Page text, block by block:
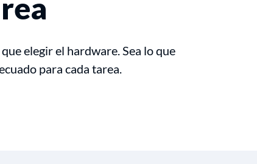
elegir el hardware. Sea lo que
para cada tarea.